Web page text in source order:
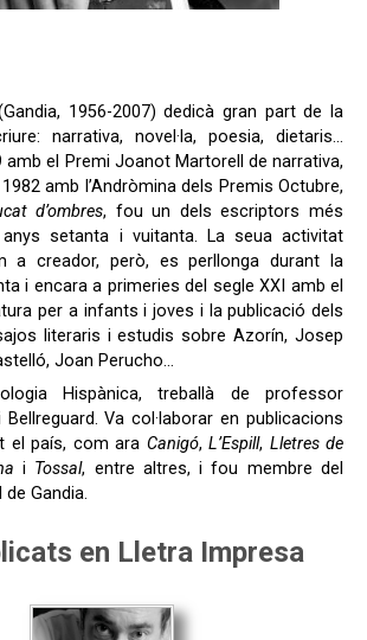
1956-2007) dedicà gran part de la
narrativa, novel·la, poesia, dietaris…
amb el Premi Joanot Martorell de narrativa,
amb l’Andròmina dels Premis Octubre,
d’ombres, fou un dels escriptors més
setanta i vuitanta. La seua activitat
a creador, però, es perllonga durant la
i encara a primeries del segle XXI amb el
per a infants i joves i la publicació dels
literaris i estudis sobre Azorín, Josep
Joan Perucho…
Hispànica, treballà de professor
Va col·laborar en publicacions
el país, com ara Canigó, L’Espill, Lletres de
i Tossal, entre altres, i fou membre del
de Gandia.
en Lletra Impresa